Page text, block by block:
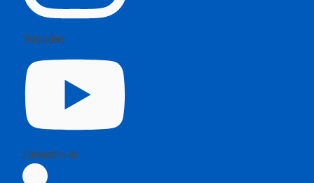
Youtube
Linkedin-in